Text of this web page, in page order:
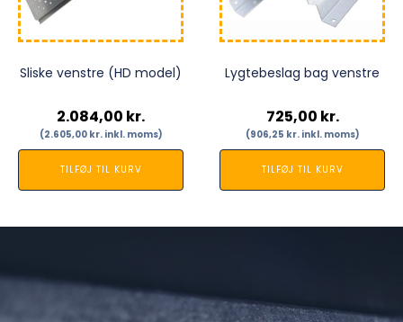
Sliske venstre (HD model)
2.084,00 kr.
(2.605,00 kr.inkl. moms)
TILFØJ TIL KURV
Lygtebeslag bag venstre
725,00 kr.
(906,25 kr.inkl. moms)
TILFØJ TIL KURV